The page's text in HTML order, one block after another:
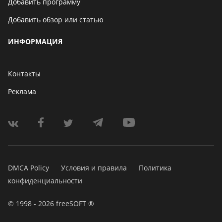
Добавить обзор или статью
ИНФОРМАЦИЯ
Контакты
Реклама
DMCA Policy Условия и правила
Политика
конфиденциальности
© 1998 - 2026 freeSOFT ®